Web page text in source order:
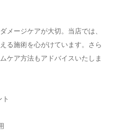
メージケアが大切。当店では、
る施術を心がけています。さら
ケア方法もアドバイスいたしま